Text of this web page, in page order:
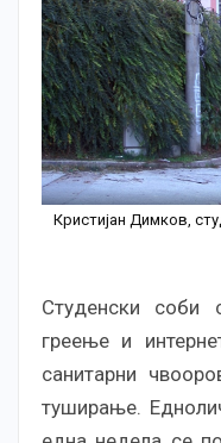
Кристијан Димков,
Студенски соби
греење и
санитарни
туширање.